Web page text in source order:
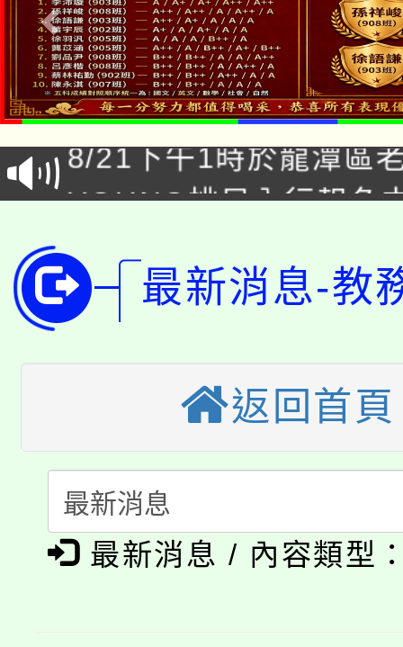
「本色祭」8/29、30在
場熱烈登場!
8/21下午1時於龍潭區
徵才活動。
YOUNG桃局內行報名
開!
115年桃園市運動會8/
田徑場及游泳池舉行。
桃園市低收入戶享有免
視費優惠，中低收入戶
半價優惠，詳情可洽有
者。
大園自造教育及科技中
份教師增能研習
大溪自造教育及科技
份教師研習
淨零綠生活教案入校路
會
115年食農教育專業人
程
「本色祭」8/29、30在
最新消息-教
返回首頁
最新消息 / 內容類型